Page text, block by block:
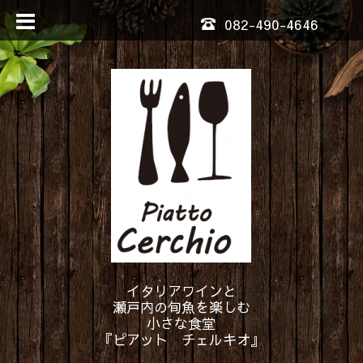
082-490-4646
イタリアワインと
瀬戸内の旬魚を楽しむ
小さな食堂
『ピアット チェルキオ』